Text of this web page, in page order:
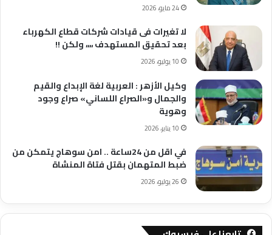
24 مايو، 2026
لا تغيرات فى قيادات شركات قطاع الكهرباء
بعد تحقيق المستهدف ،،،، ولكن !!
10 يوليو، 2026
وكيل الأزهر : العربية لغة الإبداع والقيم
والجمال و«الصراع اللساني» صراع وجود
وهوية
10 يناير، 2026
في اقل من 24ساعة .. امن سوهاج يتمكن من
ضبط المتهمان بقتل فتاة المنشاة
26 يوليو، 2026